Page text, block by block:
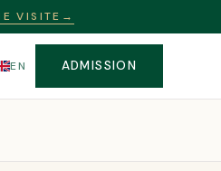
VISITE →
EN ADMISSION